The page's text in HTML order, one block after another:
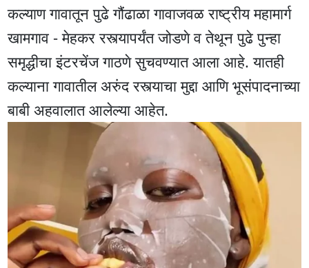
कल्याण गावातून पुढे गौंढाळा गावाजवळ राष्ट्रीय महामार्ग
खामगाव - मेहकर रस्त्यापर्यंत जोडणे व तेथून पुढे पुन्हा
समृद्धीचा इंटरचेंज गाठणे सुचवण्यात आला आहे. यातही
कल्याना गावातील अरुंद रस्त्याचा मुद्दा आणि भूसंपादनाच्या
बाबी अहवालात आलेल्या आहेत.